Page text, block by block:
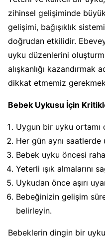
zihinsel gelişiminde
gelişimi, bağışıklık
doğrudan etkilidir.
uyku düzenlerini
alışkanlığı kazandırmak
dikkat etmemiz
Bebek Uykusu İçin
Uygun bir uyku ortamı
Her gün aynı saatlerde
Bebek uyku öncesi
Yeterli ışık almalarını
Uykudan önce aşırı
Bebeğinizin gelişim
belirleyin.
Bebeklerin dingin bir